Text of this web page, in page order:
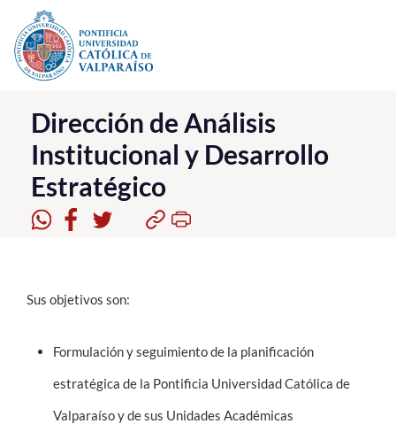
Click acá para ir directamente al contenido
La Universidad
Investigación, Creación e Innovación
PUCV Internacional
Vinculación con el Medio
Postgrado
Formación Continua
Dirección de Análisis
Institucional y Desarrollo
Estratégico
Sus objetivos son:
Formulación y seguimiento de la planificación
estratégica de la Pontificia Universidad Católica de
Valparaíso y de sus Unidades Académicas